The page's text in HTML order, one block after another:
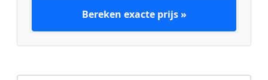
Bereken exacte prijs »